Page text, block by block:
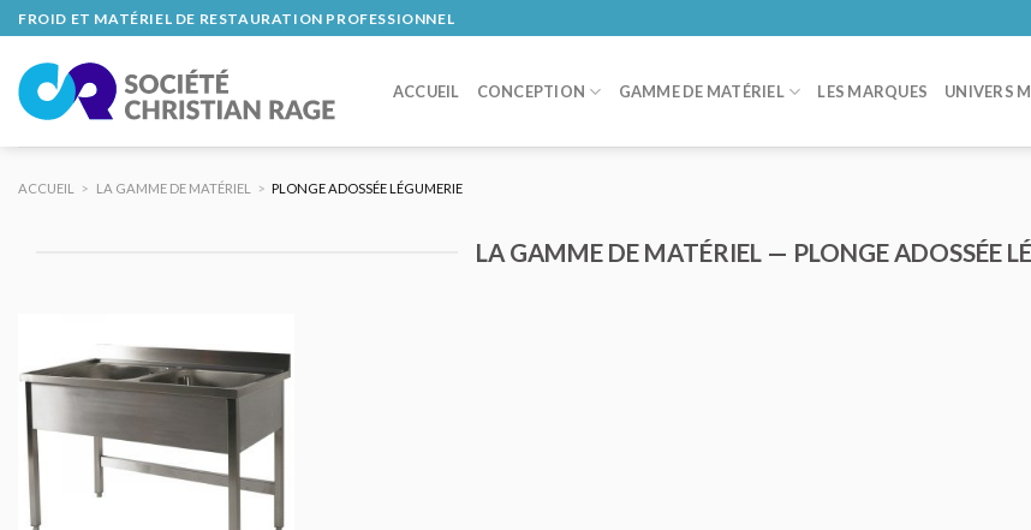
Skip
to
content
FROID ET MATÉRIEL DE RESTAURATION PROFESSIONNEL
ACCUEIL CONCEPTION GAMME DE MATÉRIEL LES MARQUES UNIVERS
ACCUEIL > LA GAMME DE MATÉRIEL > PLONGE ADOSSÉE LÉGUMERIE
LA GAMME DE MATÉRIEL — PLONGE ADOSSÉE
AJOUTER
AU DEVIS